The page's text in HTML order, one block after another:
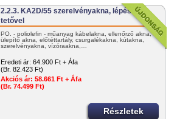
2.2.3. KA2D/55 szerelvényakna, lépésálló
tetővel
PO. - poliolefin - műanyag kábelakna, ellenőrző akna,
ülepítő akna, előtéttartály, csurgalékakna, kútakna,
szerelvényakna, vízóraakna,…
Eredeti ár: 64.900 Ft + Áfa
(Br. 82.423 Ft)
Akciós ár: 58.661 Ft + Áfa
(Br. 74.499 Ft)
Részletek